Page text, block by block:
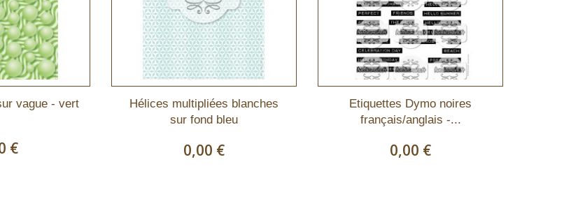
vague - vert
€
Hélices multipliées blanches
sur fond bleu
0,00 €
Etiquettes Dymo noires
français/anglais -...
0,00 €